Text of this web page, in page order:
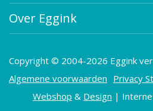
Over Eggink
Copyright © 2004-2026 Eggink
Algemene voorwaarden Privacy
Webshop & Design |